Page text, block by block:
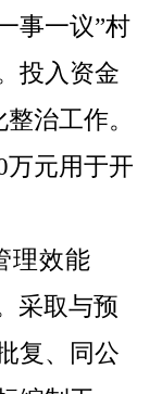
事一议”村
投入资金
治工作。
万元用于开
理效能
采取与预
复、同公